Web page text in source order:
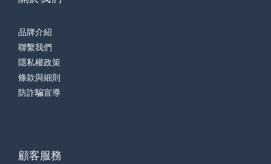
品牌介紹
聯繫我們
隱私權政策
條款與細則
防詐騙宣導
顧客服務